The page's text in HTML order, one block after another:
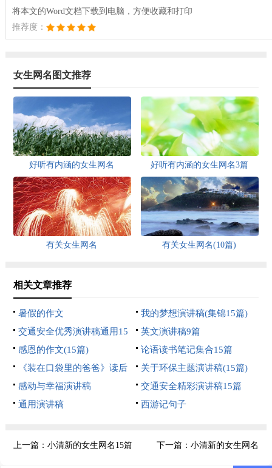
将本文的Word文档下载到电脑，方便收藏和打印
推荐度：
女生网名图文推荐
好听有内涵的女生网名 好听有内涵的女生网名3篇
有关女生网名 有关女生网名(10篇)
相关文章推荐
暑假的作文
我的梦想演讲稿(集锦15篇)
交通安全优秀演讲稿通用15
篇
英文演讲稿9篇
感恩的作文(15篇)
论语读书笔记集合15篇
《装在口袋里的爸爸》读后
感
关于环保主题演讲稿(15篇)
感动与幸福演讲稿
交通安全精彩演讲稿15篇
通用演讲稿
西游记句子
上一篇： 小清新的女生网名15篇 下一篇：小清新的女生网名